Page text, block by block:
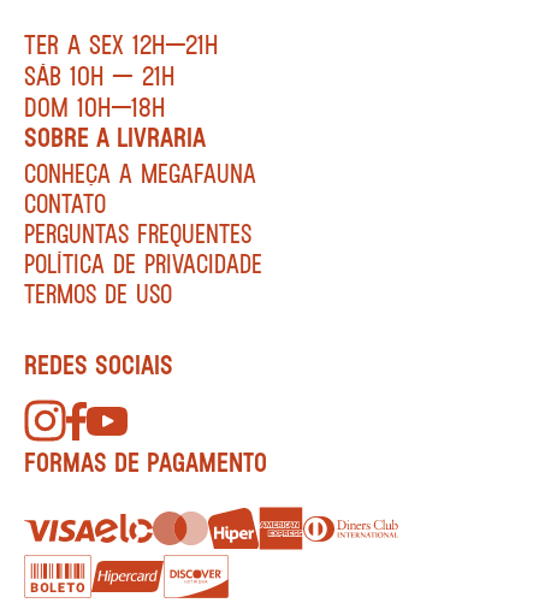
TER A SEX 12H—21H
SÁB 10H — 21H
DOM 10H—18H
SOBRE A LIVRARIA
CONHEÇA A MEGAFAUNA
CONTATO
PERGUNTAS FREQUENTES
POLÍTICA DE PRIVACIDADE
TERMOS DE USO
REDES SOCIAIS
FORMAS DE PAGAMENTO